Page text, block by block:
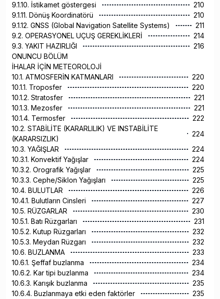
9.1.10. İstikamet göstergesi
210
9.1.11. Dönüş Koordinatörü
210
9.1.12. GNSS (Global Navigation Satellite Systems)
211
9.2. OPERASYONEL UÇUŞ GEREKLİKLERİ
214
9.3. YAKIT HAZIRLIĞI
216
ONUNCU BÖLÜM
İHALAR İÇİN METEOROLOJİ
10.1. ATMOSFERİN KATMANLARI
220
10.1.1. Troposfer
220
10.1.2. Stratosfer
221
10.1.3. Mezosfer
221
10.1.4. Termosfer
222
10.2. STABİLİTE (KARARLILIK) VE INSTABİLİTE
(KARARSIZLIK)
224
10.3. YAĞIŞLAR
224
10.3.1. Konvektif Yağışlar
224
10.3.2. Orografik Yağışlar
225
10.3.3. Cephe/Siklon Yağışları
225
10.4. BULUTLAR
226
10.4.1. Bulutların Cinsleri
227
10.5. RÜZGARLAR
230
10.5.1. Batı Rüzgarları
231
10.5.2. Kutup Rüzgarları
232
10.5.3. Meydan Rüzgarı
232
10.6. BUZLANMA
233
10.6.1. Şeffaf buzlanma
234
10.6.2. Kar tipi buzlanma
234
10.6.3. Karışık buzlanma
235
10.6.4. Buzlanmaya etki eden faktörler
235